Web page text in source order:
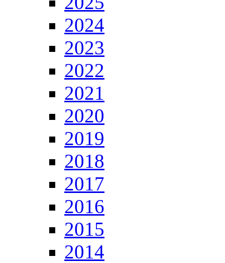
2024
2023
2022
2021
2020
2019
2018
2017
2016
2015
2014